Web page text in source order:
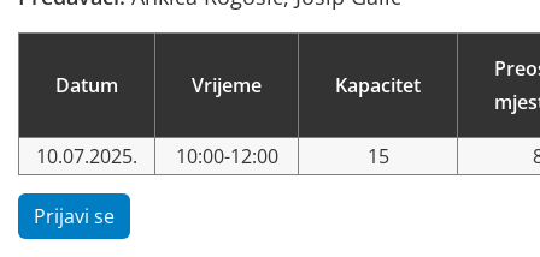
Datum Vrijeme Kapacitet
10.07.2025. 10:00-12:00 15
Prijavi se